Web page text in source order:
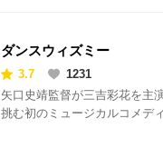
ダンスウィズミー
3.7
1231
矢口史靖監督が三吉彩花を主
挑む初のミュージカルコメディ